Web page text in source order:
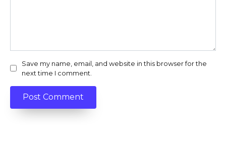
Save my name, email, and website in this browser for the
next time I comment.